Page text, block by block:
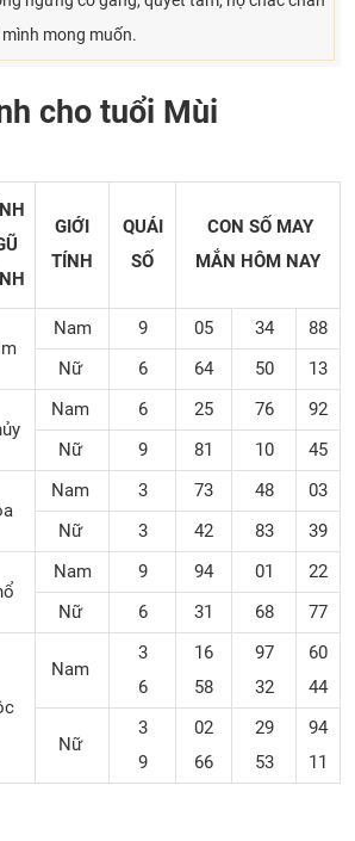
mong muốn.
cho tuổi Mùi
GIỚI
TÍNH
QUÁI
SỐ
CON SỐ MAY
MẮN HÔM NAY
Nam 9 05 34
88
Nữ
6 64 50 13
Nam 6 25 76
92
Nữ
9 81 10 45
Nam 3 73 48
03
Nữ
3 42 83 39
Nam 9 94 01
22
Nữ
6 31 68 77
Nam
3
6
16
58
97
32
60
44
Nữ
3
9
02
66
29
53
94
11